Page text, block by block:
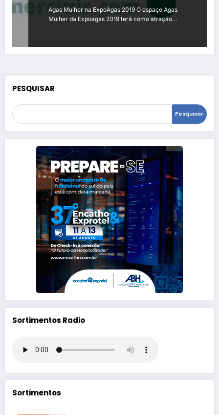
Agas Mulher na ExpoAgas 2019 O espaço Agas
Mulher da Expoagas 2019 terá como atração…
PESQUISAR
Pesquisar
Sortimentos Radio
Sortimentos